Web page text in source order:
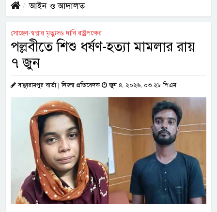
আইন ও আদালত
সোহেল-স্বপ্নার মৃত্যুদণ্ড দাবি রাষ্ট্রপক্ষের
পল্লবীতে শিশু ধর্ষণ-হত্যা মামলার রায়
৭ জুন
বাঞ্ছারামপুর বার্তা | ‎নিজস্ব প্রতিবেদক জুন ৪, ২০২৬, ০৩:২৮ পিএম